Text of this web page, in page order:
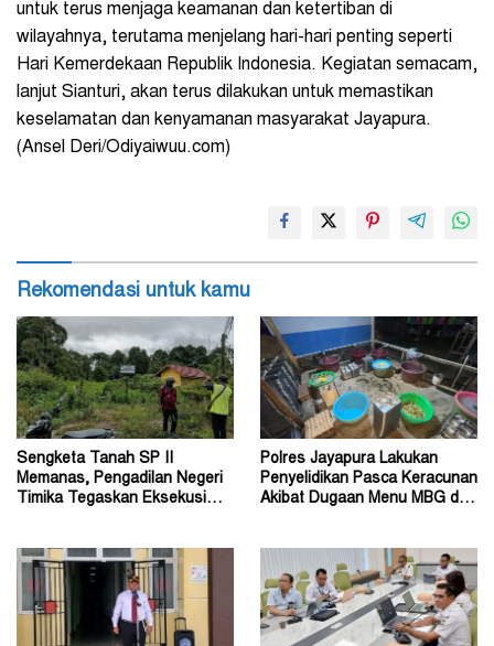
untuk terus menjaga keamanan dan ketertiban di
wilayahnya, terutama menjelang hari-hari penting seperti
Hari Kemerdekaan Republik Indonesia. Kegiatan semacam,
lanjut Sianturi, akan terus dilakukan untuk memastikan
keselamatan dan kenyamanan masyarakat Jayapura.
(Ansel Deri/Odiyaiwuu.com)
Rekomendasi untuk kamu
Sengketa Tanah SP II
Memanas, Pengadilan Negeri
Timika Tegaskan Eksekusi
Polres Jayapura Lakukan
Penyelidikan Pasca Keracunan
Akibat Dugaan Menu MBG di